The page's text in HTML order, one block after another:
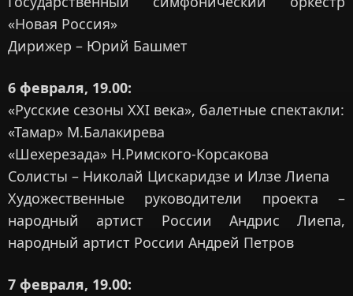
«Новая Россия»
Дирижер – Юрий Башмет
6 февраля, 19.00:
«Русские сезоны XXI века», балетные спектакли:
«Тамар» М.Балакирева
«Шехерезада» Н.Римского-Корсакова
Солисты – Николай Цискаридзе и Илзе Лиепа
Художественные руководители проекта –
народный артист России Андрис Лиепа,
народный артист России Андрей Петров
7 февраля, 19.00: